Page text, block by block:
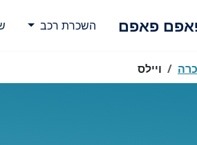
פאפם השכרת רכב
ויילס